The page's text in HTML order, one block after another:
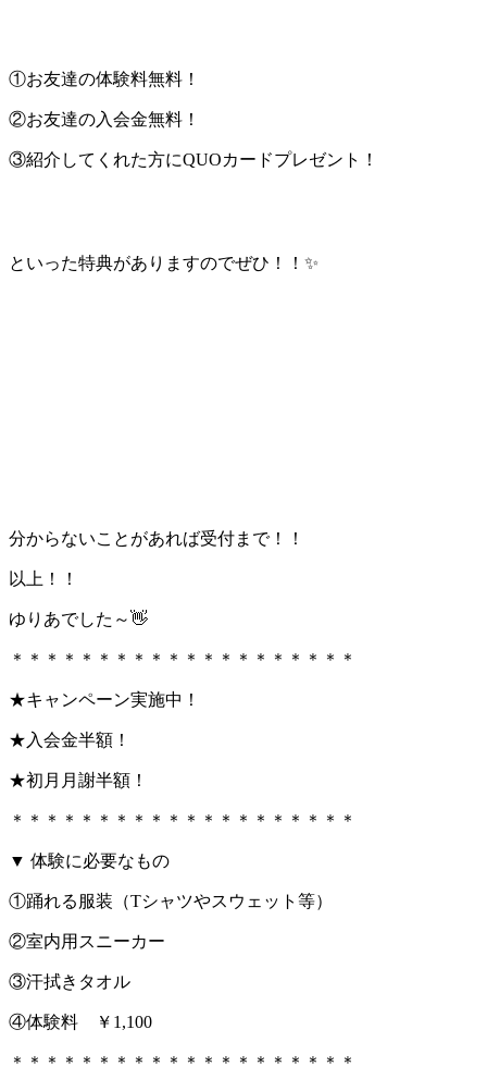
①お友達の体験料無料！
②お友達の入会金無料！
③紹介してくれた方にQUOカードプレゼント！
といった特典がありますのでぜひ！！✨
分からないことがあれば受付まで！！
以上！！
ゆりあでした～👋
＊＊＊＊＊＊＊＊＊＊＊＊＊＊＊＊＊＊＊＊
★キャンペーン実施中！
★入会金半額！
★初月月謝半額！
＊＊＊＊＊＊＊＊＊＊＊＊＊＊＊＊＊＊＊＊
▼ 体験に必要なもの
①踊れる服装（Tシャツやスウェット等）
②室内用スニーカー
③汗拭きタオル
④体験料 ￥1,100
＊＊＊＊＊＊＊＊＊＊＊＊＊＊＊＊＊＊＊＊